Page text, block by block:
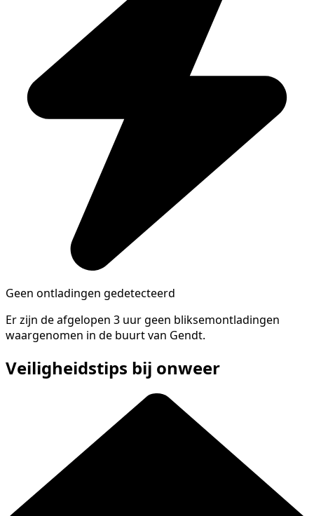
Geen ontladingen gedetecteerd
Er zijn de afgelopen 3 uur geen bliksemontladingen
waargenomen in de buurt van Gendt.
Veiligheidstips bij onweer